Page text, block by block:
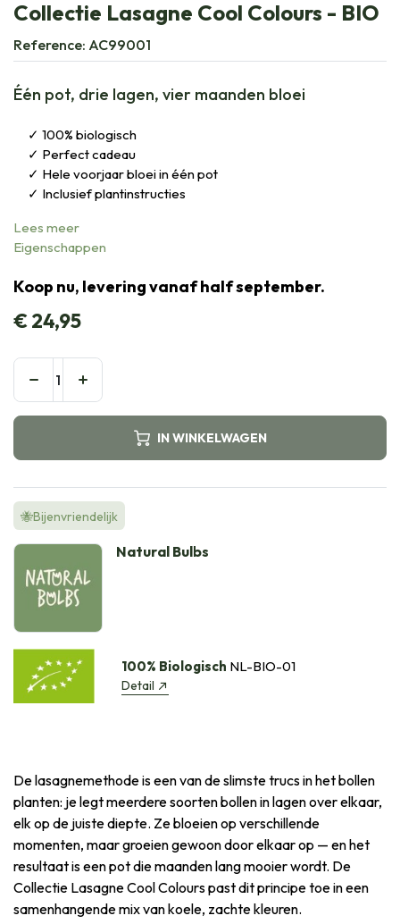
Collectie Lasagne Cool Colours - BIO
Reference: AC99001
Één pot, drie lagen, vier maanden bloei
100% biologisch
Perfect cadeau
Hele voorjaar bloei in één pot
Inclusief plantinstructies
Lees meer
Eigenschappen
Koop nu, levering vanaf half september.
€24,95
IN WINKELWAGEN
🐝Bijenvriendelijk
Natural Bulbs
100% Biologisch NL-BIO-01
Detail
De lasagnemethode is een van de slimste trucs in het bollen
planten: je legt meerdere soorten bollen in lagen over elkaar,
elk op de juiste diepte. Ze bloeien op verschillende
momenten, maar groeien gewoon door elkaar op — en het
resultaat is een pot die maanden lang mooier wordt. De
Collectie Lasagne Cool Colours past dit principe toe in een
samenhangende mix van koele, zachte kleuren.